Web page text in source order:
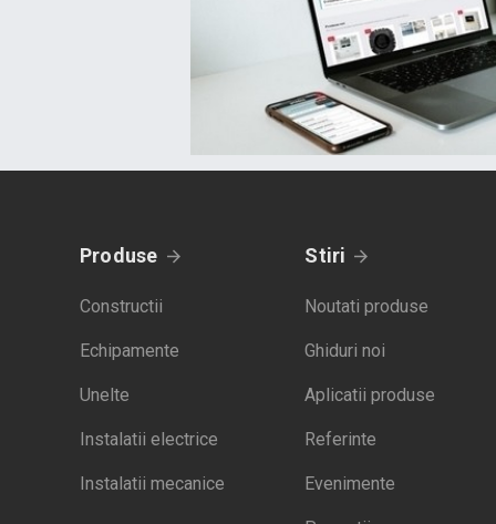
Produse
Constructii
Echipamente
Unelte
Instalatii electrice
Instalatii mecanice
Stiri
Noutati produse
Ghiduri noi
Aplicatii produse
Referinte
Evenimente